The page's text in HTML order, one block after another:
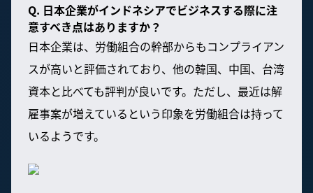
Q. 日本企業がインドネシアでビジネスする際に注
意すべき点はありますか？
日本企業は、労働組合の幹部からもコンプライアン
スが高いと評価されており、他の韓国、中国、台湾
資本と比べても評判が良いです。ただし、最近は解
雇事案が増えているという印象を労働組合は持って
いるようです。